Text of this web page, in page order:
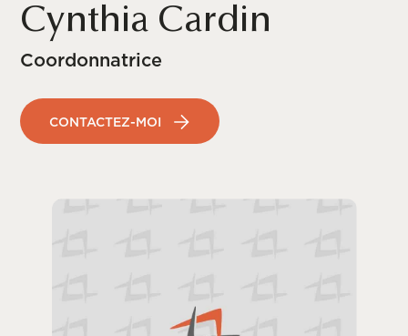
Cynthia Cardin
Coordonnatrice
CONTACTEZ-MOI